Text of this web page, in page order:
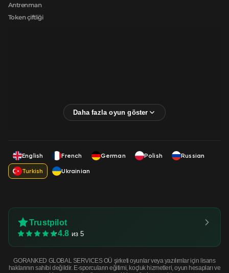
Antrenman
Token çiftliği
English French German Polish
Russian
Turkish
Ukrainian
Trustpilot
4.8 из 5
GORANKED GLOBAL SERVICES OÜ şirketi oyunlar veya yazılımlar için lisans
haklarının sahibi değildir. E-sporcuların eğitimi, koçluk hizmetleri, oyun hesapları ve